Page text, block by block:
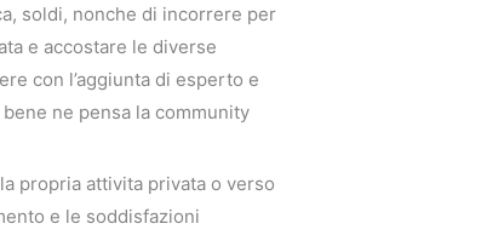
soldi, nonche di incorrere per
e accostare le diverse
con l’aggiunta di esperto e
ne pensa la community
propria attivita privata o verso
e le soddisfazioni